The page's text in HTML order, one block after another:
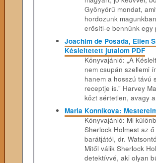
Gyönyörű mondat,
hordozunk
erősíti-e bennünk egy
Joachim de Posada, Ellen
Késleltetett jutalom PDF
Könyvajánló: „A
nem csupán szellemi
hanem a hosszú távú
receptje is.” Harvey
közt sértetlen, avagy
Maria Konnikova:
Könyvajánló: Mi
Sherlock Holmest az
barátjától, dr.
Mitől válik Sherlock
detektívvé, aki olyan